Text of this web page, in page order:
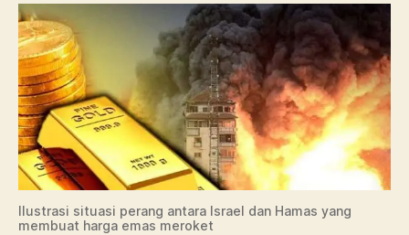
Perang
Israel-
Hamas
Ilustrasi situasi perang antara Israel dan Hamas yang
membuat harga emas meroket